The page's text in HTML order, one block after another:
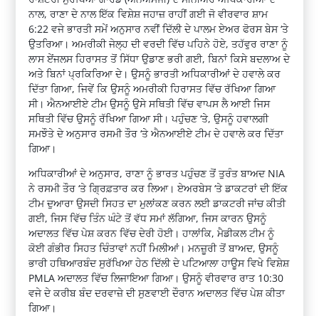
ਨਾਲ, ਰਾਣਾ ਦੇ ਨਾਲ ਇੱਕ ਵਿਸ਼ੇਸ਼ ਜਹਾਜ਼ ਰਾਹੀਂ ਗਈ ਜੋ ਵੀਰਵਾਰ ਸ਼ਾਮ
6:22 ਵਜੇ ਭਾਰਤੀ ਸਮੇਂ ਅਨੁਸਾਰ ਨਵੀਂ ਦਿੱਲੀ ਦੇ ਪਾਲਮ ਏਅਰ ਫੋਰਸ ਬੇਸ ‘ਤੇ
ਉਤਰਿਆ। ਅਮਰੀਕੀ ਜੇਲ੍ਹ ਦੀ ਵਰਦੀ ਵਿੱਚ ਪਹਿਨੇ ਹੋਏ, ਤਹੱਵੁਰ ਰਾਣਾ ਨੂੰ
ਲਾਸ ਏਂਜਲਸ ਹਿਰਾਸਤ ਤੋਂ ਸਿੱਧਾ ਉਡਾਣ ਭਰੀ ਗਈ, ਬਿਨਾਂ ਕਿਸੇ ਬਦਲਾਅ ਦੇ
ਅਤੇ ਬਿਨਾਂ ਪ੍ਰਕਿਰਿਆ ਦੇ। ਉਸਨੂੰ ਭਾਰਤੀ ਅਧਿਕਾਰੀਆਂ ਦੇ ਹਵਾਲੇ ਕਰ
ਦਿੱਤਾ ਗਿਆ, ਜਿਵੇਂ ਕਿ ਉਸਨੂੰ ਅਮਰੀਕੀ ਹਿਰਾਸਤ ਵਿੱਚ ਰੱਖਿਆ ਗਿਆ
ਸੀ। ਐਨਆਈਏ ਟੀਮ ਉਸਨੂੰ ਉਸੇ ਸਥਿਤੀ ਵਿੱਚ ਵਾਪਸ ਲੈ ਆਈ ਜਿਸ
ਸਥਿਤੀ ਵਿੱਚ ਉਸਨੂੰ ਰੱਖਿਆ ਗਿਆ ਸੀ। ਪਹੁੰਚਣ ‘ਤੇ, ਉਸਨੂੰ ਹਵਾਲਗੀ
ਸਮਝੌਤੇ ਦੇ ਅਨੁਸਾਰ ਰਸਮੀ ਤੌਰ ‘ਤੇ ਐਨਆਈਏ ਟੀਮ ਦੇ ਹਵਾਲੇ ਕਰ ਦਿੱਤਾ
ਗਿਆ।
ਅਧਿਕਾਰੀਆਂ ਦੇ ਅਨੁਸਾਰ, ਰਾਣਾ ਨੂੰ ਭਾਰਤ ਪਹੁੰਚਣ ਤੋਂ ਤੁਰੰਤ ਬਾਅਦ NIA
ਨੇ ਰਸਮੀ ਤੌਰ ‘ਤੇ ਗ੍ਰਿਫ਼ਤਾਰ ਕਰ ਲਿਆ। ਏਅਰਬੇਸ ‘ਤੇ ਡਾਕਟਰਾਂ ਦੀ ਇੱਕ
ਟੀਮ ਦੁਆਰਾ ਉਸਦੀ ਸਿਹਤ ਦਾ ਮੁਲਾਂਕਣ ਕਰਨ ਲਈ ਡਾਕਟਰੀ ਜਾਂਚ ਕੀਤੀ
ਗਈ, ਜਿਸ ਵਿੱਚ ਤਿੰਨ ਘੰਟੇ ਤੋਂ ਵੱਧ ਸਮਾਂ ਲੱਗਿਆ, ਜਿਸ ਕਾਰਨ ਉਸਨੂੰ
ਅਦਾਲਤ ਵਿੱਚ ਪੇਸ਼ ਕਰਨ ਵਿੱਚ ਦੇਰੀ ਹੋਈ। ਹਾਲਾਂਕਿ, ਮੈਡੀਕਲ ਟੀਮ ਨੂੰ
ਕੋਈ ਗੰਭੀਰ ਸਿਹਤ ਚਿੰਤਾਵਾਂ ਨਹੀਂ ਮਿਲੀਆਂ। ਮਨਜ਼ੂਰੀ ਤੋਂ ਬਾਅਦ, ਉਸਨੂੰ
ਭਾਰੀ ਹਥਿਆਰਬੰਦ ਸੁਰੱਖਿਆ ਹੇਠ ਦਿੱਲੀ ਦੇ ਪਟਿਆਲਾ ਹਾਊਸ ਵਿਖੇ ਵਿਸ਼ੇਸ਼
PMLA ਅਦਾਲਤ ਵਿੱਚ ਲਿਜਾਇਆ ਗਿਆ। ਉਸਨੂੰ ਵੀਰਵਾਰ ਰਾਤ 10:30
ਵਜੇ ਦੇ ਕਰੀਬ ਬੰਦ ਦਰਵਾਜ਼ੇ ਦੀ ਸੁਣਵਾਈ ਦੌਰਾਨ ਅਦਾਲਤ ਵਿੱਚ ਪੇਸ਼ ਕੀਤਾ
ਗਿਆ।